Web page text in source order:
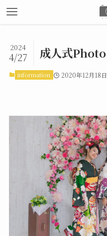
成人式Photo
2024
4/27
information 2020年12月18日